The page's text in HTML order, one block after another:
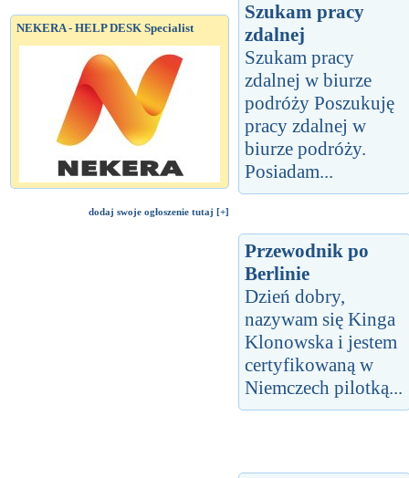
NEKERA - HELP DESK Specialist
dodaj swoje ogłoszenie tutaj [+]
Szukam pracy
zdalnej
Szukam pracy
zdalnej w biurze
podróży Poszukuję
pracy zdalnej w
biurze podróży.
Posiadam...
Przewodnik po
Berlinie
Dzień dobry,
nazywam się Kinga
Klonowska i jestem
certyfikowaną w
Niemczech pilotką...